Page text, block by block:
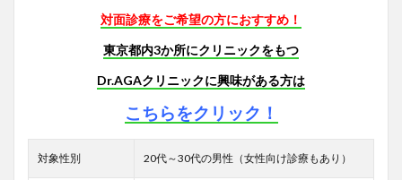
対面診療をご希望の方におすすめ！
東京都内3か所にクリニックをもつ
Dr.AGAクリニックに興味がある方は
こちらをクリック！
対象性別 20代～30代の男性（女性向け診療もあり）